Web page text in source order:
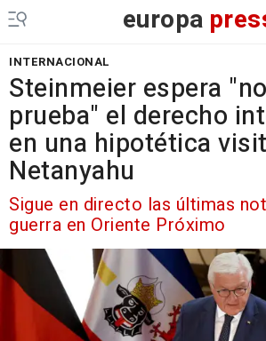
europa
INTERNACIONAL
Steinmeier espera
prueba" el derecho
en una hipotética
Netanyahu
Sigue en directo las últimas
guerra en Oriente Próximo